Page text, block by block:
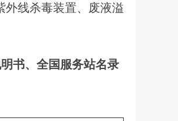
外线杀毒装置、废液溢
书、全国服务站名录